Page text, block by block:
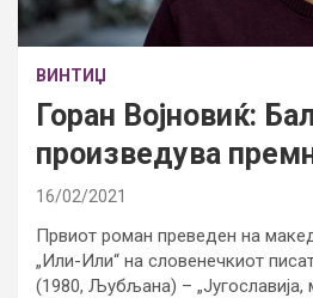
ВИНТИЏ
Горан Војновиќ:
произведува
16/02/2021
Првиот роман преведен на
„Или-Или“ на словенечкиот
(1980, Љубљана) – „Југославија,